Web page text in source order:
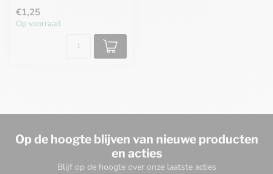
€1,25
Op voorraad
Op de hoogte blijven van nieuwe producten
en acties
Blijf op de hoogte over onze laatste acties